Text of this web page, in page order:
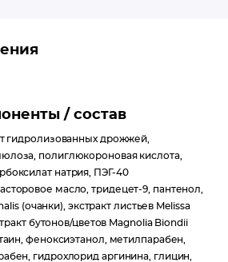
/ состав
гидролизованных дрожжей,
полиглюкороновая кислота,
натрия, ПЭГ-40
масло, тридецет-9, пантенол,
(очанки), экстракт листьев Melissa
бутонов/цветов Magnolia Biondii
феноксиэтанол, метилпарабен,
гидрохлорид аргинина, глицин,